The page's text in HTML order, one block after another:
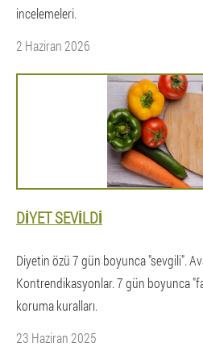
incelemeleri.
2 Haziran 2026
DIYET SEVILDI
Diyetin özü 7 gün boyunca "sevgili".
Kontrendikasyonlar. 7 gün boyunca
koruma kuralları.
23 Haziran 2025